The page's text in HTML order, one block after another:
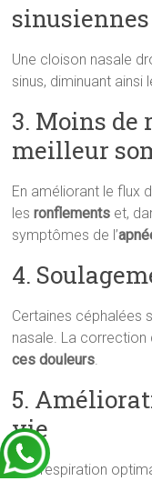
sinusiennes
Une cloison nasale
sinus, diminuant ainsi
3. Moins de
meilleur
En améliorant le flux
lesronflements et,
symptômes de l’
4.
Certaines céphalées
nasale. La
ces douleurs.
5.
vie
Une respiration